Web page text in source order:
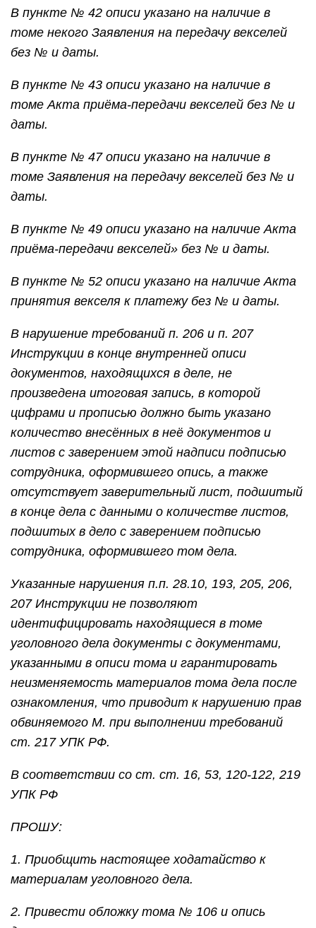
В пункте № 42 описи указано на наличие в
томе некого Заявления на передачу векселей
без № и даты.
В пункте № 43 описи указано на наличие в
томе Акта приёма-передачи векселей без № и
даты.
В пункте № 47 описи указано на наличие в
томе Заявления на передачу векселей без № и
даты.
В пункте № 49 описи указано на наличие Акта
приёма-передачи векселей» без № и даты.
В пункте № 52 описи указано на наличие Акта
принятия векселя к платежу без № и даты.
В нарушение требований п. 206 и п. 207
Инструкции в конце внутренней описи
документов, находящихся в деле, не
произведена итоговая запись, в которой
цифрами и прописью должно быть указано
количество внесённых в неё документов и
листов с заверением этой надписи подписью
сотрудника, оформившего опись, а также
отсутствует заверительный лист, подшитый
в конце дела с данными о количестве листов,
подшитых в дело с заверением подписью
сотрудника, оформившего том дела.
Указанные нарушения п.п. 28.10, 193, 205, 206,
207 Инструкции не позволяют
идентифицировать находящиеся в томе
уголовного дела документы с документами,
указанными в описи тома и гарантировать
неизменяемость материалов тома дела после
ознакомления, что приводит к нарушению прав
обвиняемого М. при выполнении требований
ст. 217 УПК РФ.
В соответствии со ст. ст. 16, 53, 120-122, 219
УПК РФ
ПРОШУ:
1. Приобщить настоящее ходатайство к
материалам уголовного дела.
2. Привести обложку тома № 106 и опись